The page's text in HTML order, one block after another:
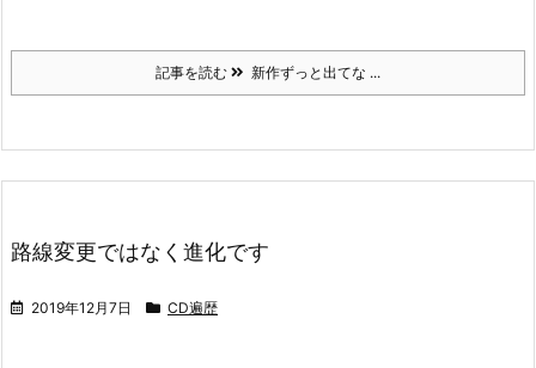
記事を読む 新作ずっと出てな ...
路線変更ではなく進化です
2019年12月7日 CD遍歴